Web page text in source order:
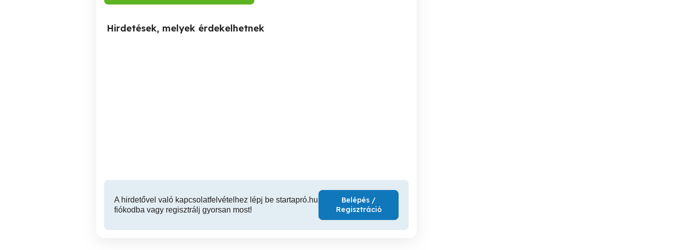
Hirdetések, melyek érdekelhetnek
A hirdetővel való kapcsolatfelvételhez lépj be startapró.hu
fiókodba vagy regisztrálj gyorsan most!
Belépés /
Regisztráció